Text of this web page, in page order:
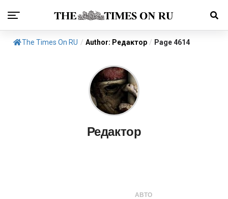
The Times On RU / Author: Редактор / Page 4614
Редактор
АВТО